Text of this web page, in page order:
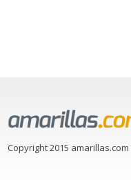
Copyright 2015